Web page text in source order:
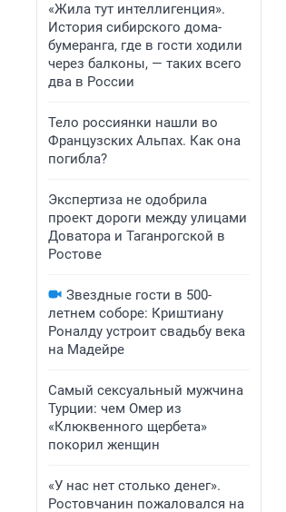
«Жила тут интеллигенция».
История сибирского дома-
бумеранга, где в гости ходили
через балконы, — таких всего
два в России
Тело россиянки нашли во
Французских Альпах. Как она
погибла?
Экспертиза не одобрила
проект дороги между улицами
Доватора и Таганрогской в
Ростове
Звездные гости в 500-
летнем соборе: Криштиану
Роналду устроит свадьбу века
на Мадейре
Самый сексуальный мужчина
Турции: чем Омер из
«Клюквенного щербета»
покорил женщин
«У нас нет столько денег».
Ростовчанин пожаловался на